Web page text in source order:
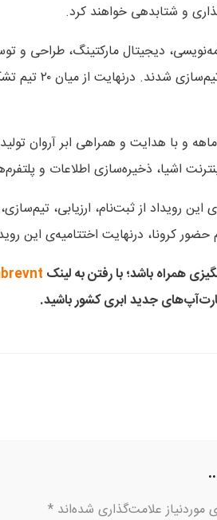
نفر در حوزه‌های برنامه‌نویسی، دیجیتال
در تلاشی شش ماهه و با هدایت و همراهی ابر
اشیا، ذخیره‌سازی اطلاعات و
این رویداد از ثبت‌نام، ارزیابی،
کرونا، درنهایت اختتامیه‌ی این
همراه باشد؛ با رفتن به لینک
جدید ابری کشور باشید.
علامت‌گذاری شده‌اند *